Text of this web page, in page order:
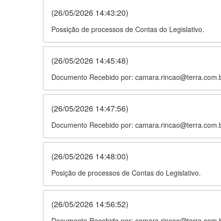
(26/05/2026 14:43:20)
Possição de processos de Contas do Legislativo.
(26/05/2026 14:45:48)
Documento Recebido por:
(26/05/2026 14:47:56)
Documento Recebido por:
(26/05/2026 14:48:00)
Posição de processos de Contas do Legislativo.
(26/05/2026 14:56:52)